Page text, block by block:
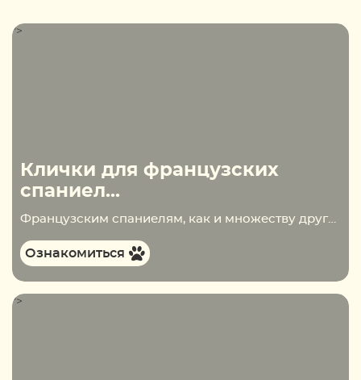
">
Клички для французских
спаниел...
Французским спаниелям, как и множеству других пород, присвоено несколько официальных имён. Их называют французскими эпаньолами или французскими сеттерами. При чём тут последние, ведь сеттер — это, вполне себе самостоятельная порода? Всё дело во внешнем сходстве, которое их связывает и заставляет…
Ознакомиться
">